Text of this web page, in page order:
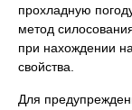
прохладную
метод
при нахождении
свойства.
Для